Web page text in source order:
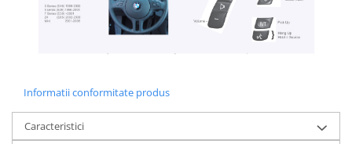
Informatii conformitate produs
Caracteristici